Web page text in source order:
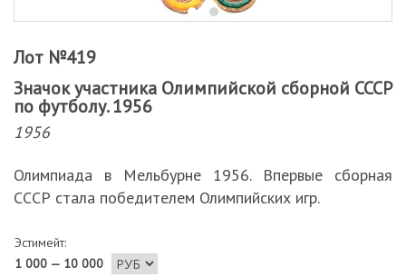
Лот №419
Значок участника Олимпийской сборной СССР
по футболу. 1956
1956
Олимпиада в Мельбурне 1956. Впервые сборная
СССР стала победителем Олимпийских игр.
Эстимейт:
1 000 — 10 000